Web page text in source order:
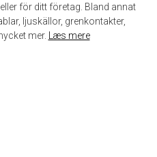
för ditt företag. Bland annat
ljuskällor, grenkontakter,
mer.
Læs mere